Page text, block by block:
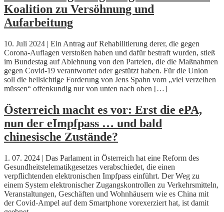
Koalition zu Versöhnung und
Aufarbeitung
10. Juli 2024 | Ein Antrag auf Rehabilitierung derer, die gegen
Corona-Auflagen verstoßen haben und dafür bestraft wurden, stieß
im Bundestag auf Ablehnung von den Parteien, die die Maßnahmen
gegen Covid-19 verantwortet oder gestützt haben. Für die Union
soll die hellsichtige Forderung von Jens Spahn vom „viel verzeihen
müssen“ offenkundig nur von unten nach oben […]
Österreich macht es vor: Erst die ePA,
nun der eImpfpass … und bald
chinesische Zustände?
1. 07. 2024 | Das Parlament in Österreich hat eine Reform des
Gesundheitstelematikgesetzes verabschiedet, die einen
verpflichtenden elektronischen Impfpass einführt. Der Weg zu
einem System elektronischer Zugangskontrollen zu Verkehrsmitteln,
Veranstaltungen, Geschäften und Wohnhäusern wie es China mit
der Covid-Ampel auf dem Smartphone vorexerziert hat, ist damit